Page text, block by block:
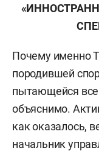
Почему именно
породившей
пытающейся
объяснимо.
как оказалось,
начальник